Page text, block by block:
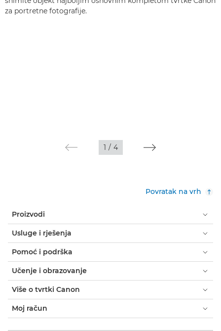
za portretne fotografije.
1 / 4
Povratak na vrh
Proizvodi
Usluge i rješenja
Pomoć i podrška
Učenje i obrazovanje
Više o tvrtki Canon
Moj račun